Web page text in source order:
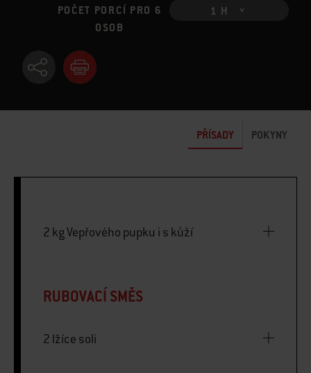
POČET PORCÍ PRO 6
OSOB
1 H
PŘÍSADY POKYNY
2 kg Vepřového pupku i s kůží
RUBOVACÍ SMĚS
2 lžíce soli